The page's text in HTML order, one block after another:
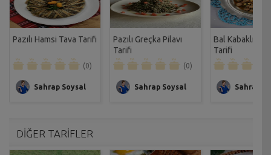
Pazılı Hamsi Tava Tarifi
(0)
Sahrap Soysal
Pazılı Greçka Pilavı
Tarifi
(0)
Sahrap Soysal
Bal Kabaklı
Tarifi
Sahrap
DİĞER TARİFLER